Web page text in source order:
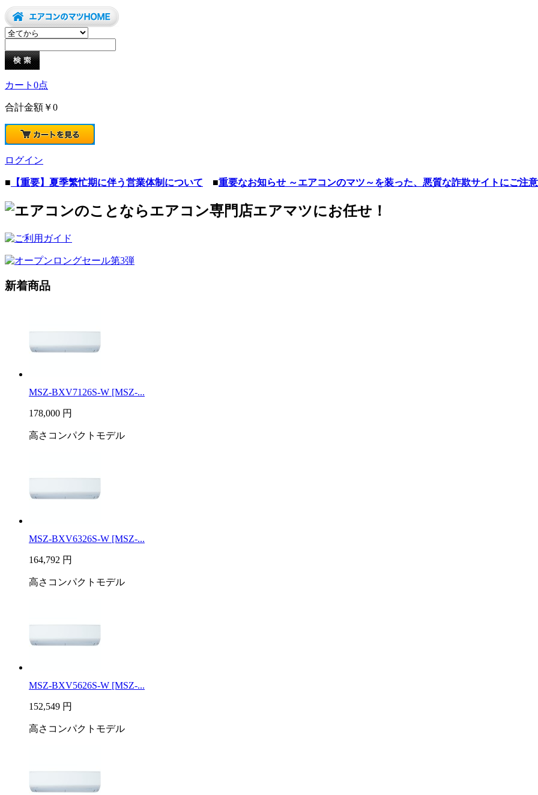
カート 0点
合計金額 ￥0
ログイン
■ 【重要】夏季繁忙期に伴う営業体制について ■重要なお知らせ ～エアコンのマツ～を装った、悪質な詐欺サイトにご注意
新着商品
MSZ-BXV7126S-W [MSZ-...
178,000 円
高さコンパクトモデル
MSZ-BXV6326S-W [MSZ-...
164,792 円
高さコンパクトモデル
MSZ-BXV5626S-W [MSZ-...
152,549 円
高さコンパクトモデル